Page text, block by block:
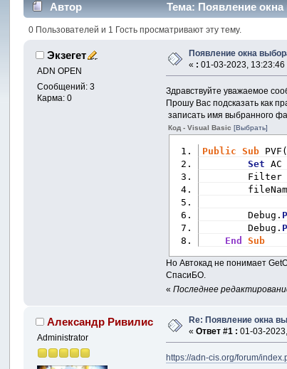
Автор Тема: Появление
0 Пользователей и 1 Гость просматривают эту тему.
Экзегет
ADN OPEN
Сообщений: 3
Карма: 0
Появление окна
« : 01-03-2023, 13:23:46
Здравствуйте уважаемое
Прошу Вас подсказать как
записать имя выбранного
Код - Visual Basic[Выбрать]
Public Sub
Set
Filter
fileName =
Debug.
Debug.
End
Sub
Но Автокад не понимает
СпасиБО.
«Последнее
Александр Ривилис
Administrator
Re: Появление окна
«Ответ #1 : 01-03-
https://adn-cis.org/forum/